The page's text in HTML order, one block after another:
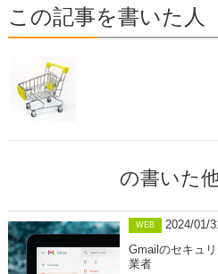
この記事を書いた人
の書いた
WEB
2024/01/
Gmailのセキュ
業者